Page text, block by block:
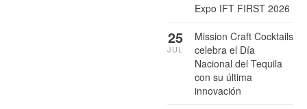
Expo IFT FIRST 2026
Mission Craft Cocktails
celebra el Día
Nacional del Tequila
con su última
innovación
25
JUL